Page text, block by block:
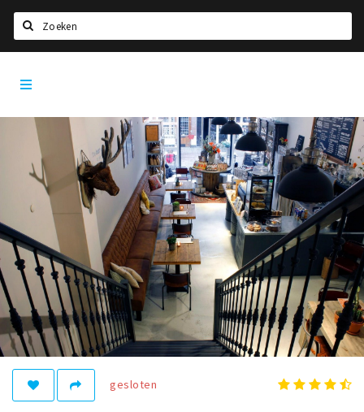
Home
Agenda
Bioscoopagenda
Deals
Nieuws
Leuke tips & trends
Interviews
Eten
Drinken
Slapen
Recreatief
gesloten